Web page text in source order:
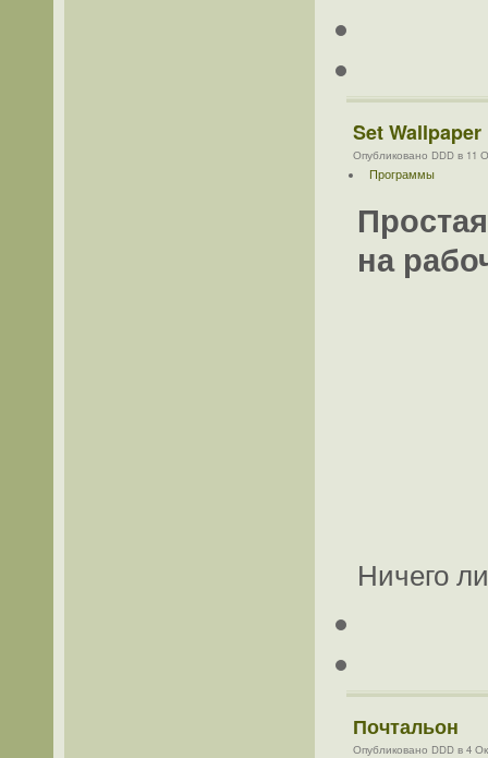
Set Wallpaper
Опубликовано DDD в 11
Программы
на
Ничего
Почтальон
Опубликовано DDD в 4